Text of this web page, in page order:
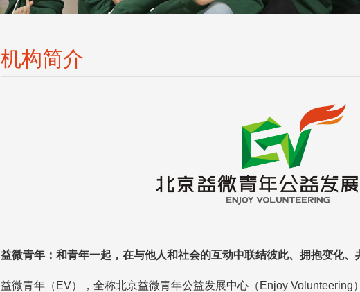
机构简介
益微青年：和青年一起，在与他人和社会的互动中联结彼此、拥抱变化、
益微青年（EV），全称北京益微青年公益发展中心（Enjoy Volunteering